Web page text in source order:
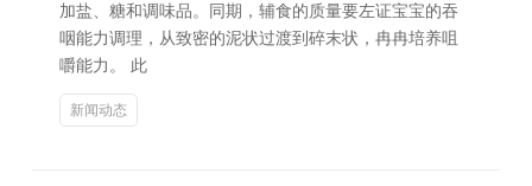
加盐、糖和调味品。同期，辅食的质量要左证宝宝的吞
咽能力调理，从致密的泥状过渡到碎末状，冉冉培养咀
嚼能力。 此
新闻动态